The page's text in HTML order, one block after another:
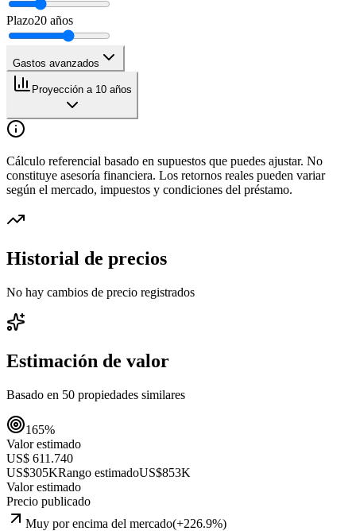
Plazo20 años
Gastos avanzados
Proyección a 10 años
Cálculo referencial basado en supuestos que puedes ajustar. No
constituye asesoría financiera. Los retornos reales pueden variar
según el mercado, impuestos y condiciones del préstamo.
Historial de precios
No hay cambios de precio registrados
Estimación de valor
Basado en 50 propiedades similares
165%
Valor estimado
US$ 611.740
US$305KRango estimadoUS$853K
Valor estimado
Precio publicado
Muy por encima del mercado(+226.9%)